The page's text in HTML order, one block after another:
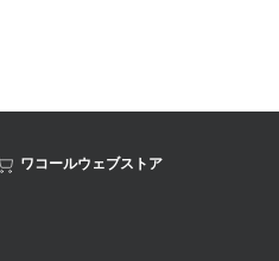
ワコールウェブストア